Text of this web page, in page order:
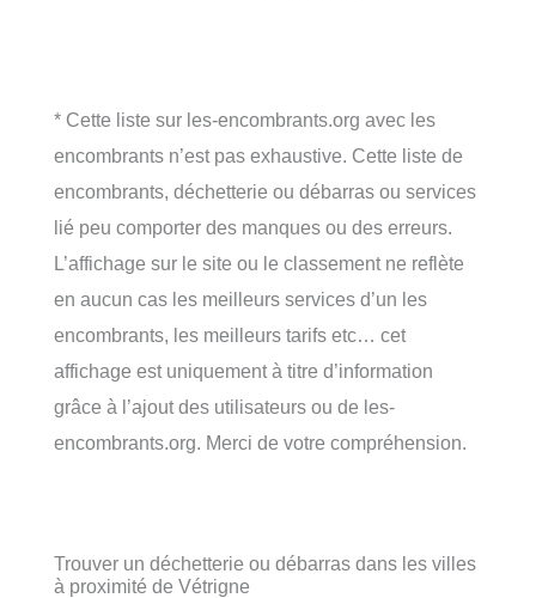
* Cette liste sur les-encombrants.org avec les
encombrants n’est pas exhaustive. Cette liste de
encombrants, déchetterie ou débarras ou services
lié peu comporter des manques ou des erreurs.
L’affichage sur le site ou le classement ne reflète
en aucun cas les meilleurs services d’un les
encombrants, les meilleurs tarifs etc… cet
affichage est uniquement à titre d’information
grâce à l’ajout des utilisateurs ou de les-
encombrants.org. Merci de votre compréhension.
Trouver un déchetterie ou débarras dans les villes
à proximité de Vétrigne